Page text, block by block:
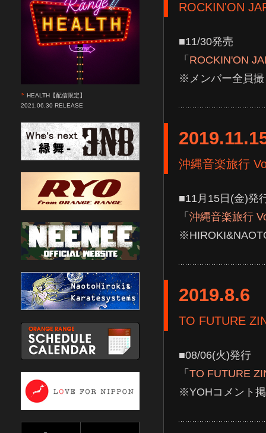
HEALTH【配信限定】
2021.06.30 RELEASE
ROCKIN'ON
■11/30発売
「 ROCKIN'ON
※メンバー全員撮
沖縄音楽旅行
■11月15日(金)発
「 沖縄音楽旅行
2019.8.6
TO FUTURE
■08/06(火)発行
「 TO FUTURE
※YOHコメント